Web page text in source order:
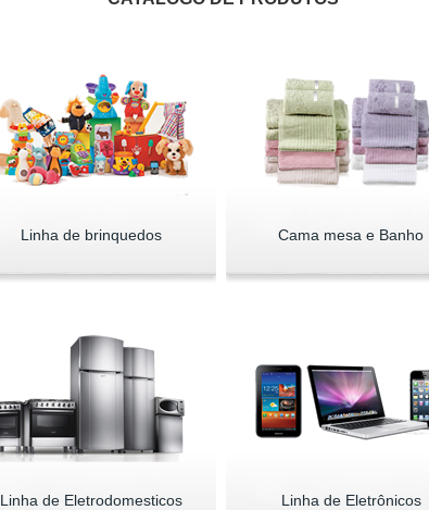
Linha de brinquedos Cama mesa e Banho
Linha de Eletrodomesticos Linha de Eletrônicos